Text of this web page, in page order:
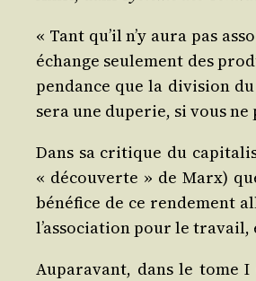
« Tant qu’il n’y aura pas
échange seule­ment des
pen­dance que la divi­sion
sera une dupe­rie, si vous
Dans sa cri­tique du
« décou­verte » de Marx)
béné­fice de ce ren­de­ment
l’as­so­cia­tion pour le
Aupa­ra­vant, dans le tome